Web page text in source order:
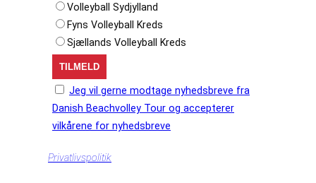
Volleyball Sydjylland
Fyns Volleyball Kreds
Sjællands Volleyball Kreds
Jeg vil gerne modtage nyhedsbreve fra
Danish Beachvolley Tour og accepterer
vilkårene for nyhedsbreve
Privatlivspolitik